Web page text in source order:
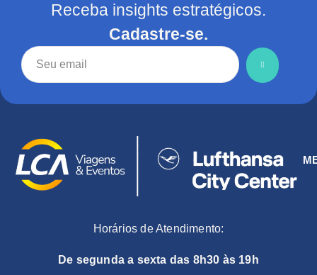
Receba insights estratégicos.
Cadastre-se.
Horários de Atendimento:
De segunda a sexta das 8h30 às 19h